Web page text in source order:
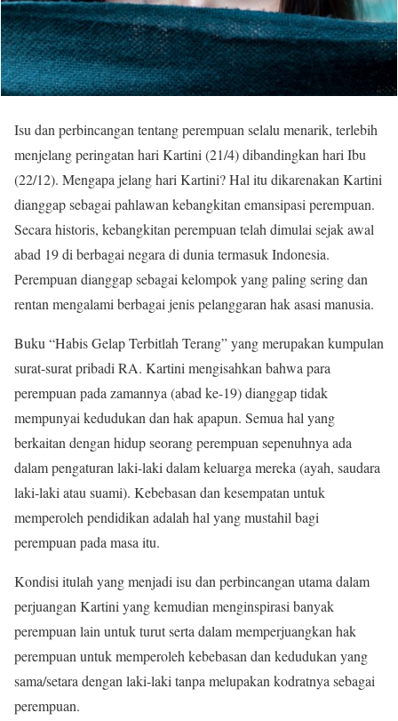
Isu dan perbincangan tentang perempuan selalu menarik, terlebih
menjelang peringatan hari Kartini (21/4) dibandingkan hari Ibu
(22/12). Mengapa jelang hari Kartini? Hal itu dikarenakan Kartini
dianggap sebagai pahlawan kebangkitan emansipasi perempuan.
Secara historis, kebangkitan perempuan telah dimulai sejak awal
abad 19 di berbagai negara di dunia termasuk Indonesia.
Perempuan dianggap sebagai kelompok yang paling sering dan
rentan mengalami berbagai jenis pelanggaran hak asasi manusia.
Buku “Habis Gelap Terbitlah Terang” yang merupakan kumpulan
surat-surat pribadi RA. Kartini mengisahkan bahwa para
perempuan pada zamannya (abad ke-19) dianggap tidak
mempunyai kedudukan dan hak apapun. Semua hal yang
berkaitan dengan hidup seorang perempuan sepenuhnya ada
dalam pengaturan laki-laki dalam keluarga mereka (ayah, saudara
laki-laki atau suami). Kebebasan dan kesempatan untuk
memperoleh pendidikan adalah hal yang mustahil bagi
perempuan pada masa itu.
Kondisi itulah yang menjadi isu dan perbincangan utama dalam
perjuangan Kartini yang kemudian menginspirasi banyak
perempuan lain untuk turut serta dalam memperjuangkan hak
perempuan untuk memperoleh kebebasan dan kedudukan yang
sama/setara dengan laki-laki tanpa melupakan kodratnya sebagai
perempuan.